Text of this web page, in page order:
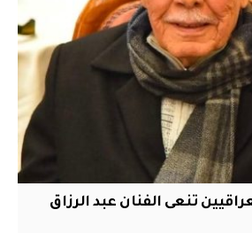
تنعى الفنان عبد الرزاق